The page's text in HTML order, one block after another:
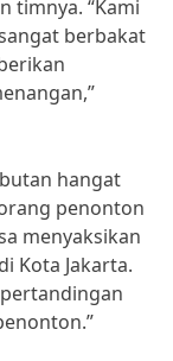
timnya. “Kami
berbakat
hangat
penonton
menyaksikan
Kota Jakarta.